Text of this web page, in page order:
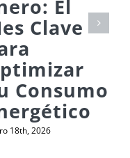
El
Clave
Consumo
18th, 2026